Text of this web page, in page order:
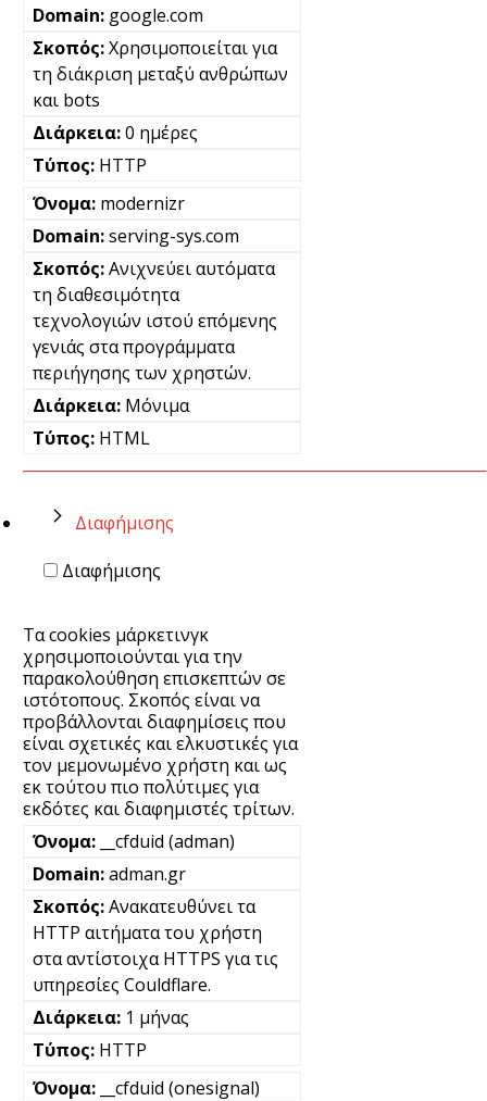
google.com
Χρησιμοποιείται για
τη διάκριση μεταξύ ανθρώπων
και bots
0 ημέρες
HTTP
modernizr
serving-sys.com
Ανιχνεύει αυτόματα
τη διαθεσιμότητα
τεχνολογιών ιστού επόμενης
γενιάς στα προγράμματα
περιήγησης των χρηστών.
Μόνιμα
HTML
Διαφήμισης
Διαφήμισης
Τα cookies μάρκετινγκ
χρησιμοποιούνται για την
παρακολούθηση επισκεπτών σε
ιστότοπους. Σκοπός είναι να
προβάλλονται διαφημίσεις που
είναι σχετικές και ελκυστικές για
τον μεμονωμένο χρήστη και ως
εκ τούτου πιο πολύτιμες για
εκδότες και διαφημιστές τρίτων.
__cfduid (adman)
adman.gr
Ανακατευθύνει τα
HTTP αιτήματα του χρήστη
στα αντίστοιχα HTTPS για τις
υπηρεσίες Couldflare.
1 μήνας
HTTP
__cfduid (onesignal)